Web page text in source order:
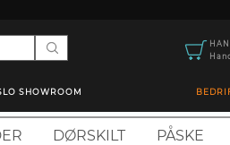
SHOWROOM
DØRSKILT PÅSKE